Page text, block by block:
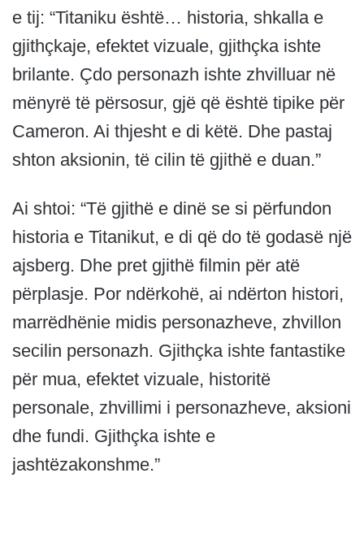
e tij: “Titaniku është… historia, shkalla e
gjithçkaje, efektet vizuale, gjithçka ishte
brilante. Çdo personazh ishte zhvilluar në
mënyrë të përsosur, gjë që është tipike për
Cameron. Ai thjesht e di këtë. Dhe pastaj
shton aksionin, të cilin të gjithë e duan.”
Ai shtoi: “Të gjithë e dinë se si përfundon
historia e Titanikut, e di që do të godasë një
ajsberg. Dhe pret gjithë filmin për atë
përplasje. Por ndërkohë, ai ndërton histori,
marrëdhënie midis personazheve, zhvillon
secilin personazh. Gjithçka ishte fantastike
për mua, efektet vizuale, historitë
personale, zhvillimi i personazheve, aksioni
dhe fundi. Gjithçka ishte e
jashtëzakonshme.”